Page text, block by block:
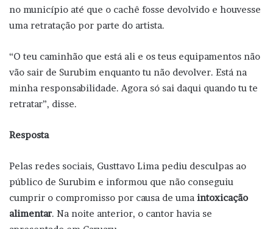
no município até que o cachê fosse devolvido e houvesse
uma retratação por parte do artista.
“O teu caminhão que está ali e os teus equipamentos não
vão sair de Surubim enquanto tu não devolver. Está na
minha responsabilidade. Agora só sai daqui quando tu te
retratar”, disse.
Resposta
Pelas redes sociais, Gusttavo Lima pediu desculpas ao
público de Surubim e informou que não conseguiu
cumprir o compromisso por causa de uma intoxicação
alimentar. Na noite anterior, o cantor havia se